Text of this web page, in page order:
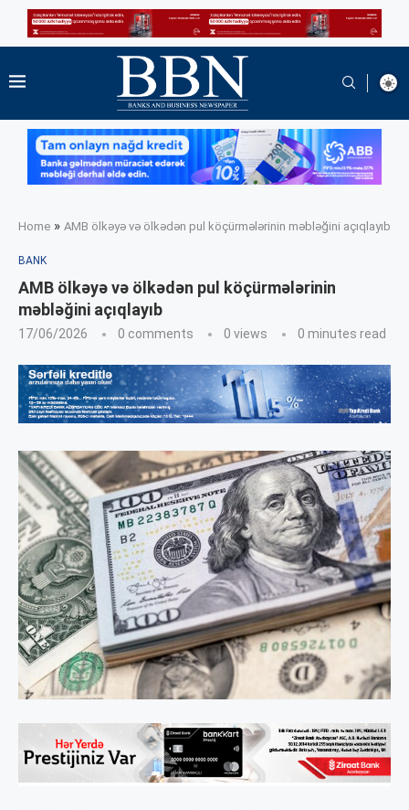
Home » AMB ölkəyə və ölkədən pul köçürmələrinin məbləğini açıqlayıb
BANK
AMB ölkəyə və ölkədən pul köçürmələrinin
məbləğini açıqlayıb
17/06/2026 0 comments 0 views 0 minutes read